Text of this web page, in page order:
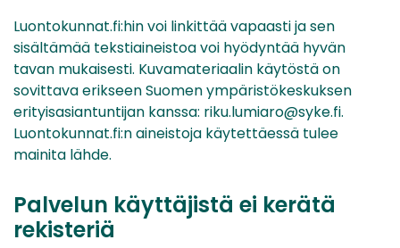
Luontokunnat.fi:hin voi linkittää vapaasti ja sen
sisältämää tekstiaineistoa voi hyödyntää hyvän
tavan mukaisesti. Kuvamateriaalin käytöstä on
sovittava erikseen Suomen ympäristökeskuksen
erityisasiantuntijan kanssa: riku.lumiaro@syke.fi.
Luontokunnat.fi:n aineistoja käytettäessä tulee
mainita lähde.
Palvelun käyttäjistä ei kerätä
rekisteriä